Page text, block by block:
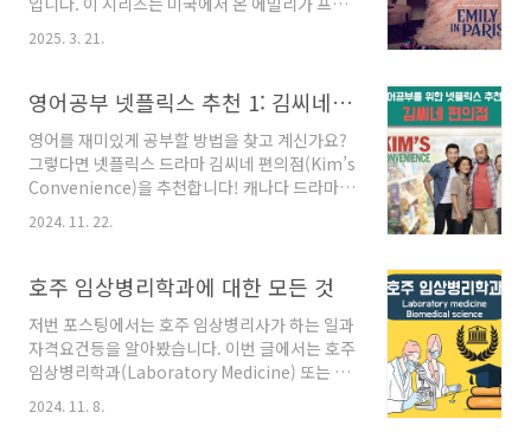
구 초대 코드로 가입하면 만원의 할인쿠폰을 제
공하고 있다는 점..!아래의 링크를 통해 가입하시
꼭 아래의 링크를 통해 가입하세
요!https://wbar..
스 파리에서 겪는 다양한 문화 충돌과 직장 생활
을 중심으로 한 이야기인데요. 유쾌하면서도 감
이에요. Emily in Paris 줄거리 미국 시카고의
랑스 파리의 마케팅 회사로 파견됩니다. 파리에
서 그녀는 새로운 문화, 언어, 그리고 직장 분위기
에 적응하려고 고군분투하죠. 에밀리가 파리에서
겪는 일상과 연애 이야기는 물론, 파리지앵들의
(Emily in Paris) 에밀리 인 파리..
2025. 3. 21.
영어공부 넷플릭스 추천 1: 김씨네 편의점 (Kim’s Convenience)
영어를 재미있게 공부할 방법을 찾고 계신가요?
그렇다면 넷플릭스 드라마 김씨네 편의점(Kim’s
Convenience)을 추천합니다! 캐나다 드라마인
김씨네 편의점은 유머러스하면서도 감동적인 스
토리, 실생활에서 사용할 수 있는 영어 표현들, 그
차 있어 영어 쉐도잉에 딱인데요. 지금부터 자세
히 알아볼게요.영어공부 넷플릭스 추천 1: 김씨네
편의점 (Kim’s Convenience) 김씨네 편의점
은 캐나다 토론토를 배경으로 한 한인 이민자 가
족의 이야기를 다룬 시트콤입니다. 이 가족의 일
상 속에서 벌어지는 크고 작은 사건들이 코믹하
2024. 11. 22.
호주 임상병리학과에 대한 모든 것
저번 포스팅에서는 호주 임상병리사가 하는 일과
자격요건등을 알아봤습니다. 이번 글에서는 호주
임상병리학과(Laboratory Medicine) 또는 생
에서 배우는 주요 내용을 아래에 정리하였습니
2024. 11. 8.